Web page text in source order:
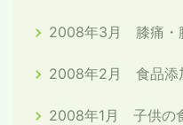
2008年3月 膝痛・
2008年2月 食品添
2008年1月 子供の